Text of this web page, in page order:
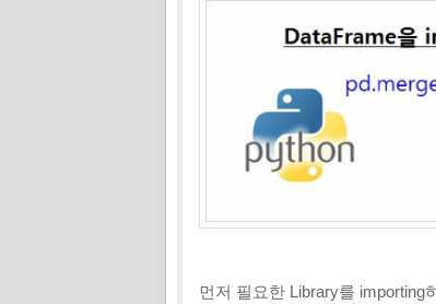
먼저 필요한 Library를 importing